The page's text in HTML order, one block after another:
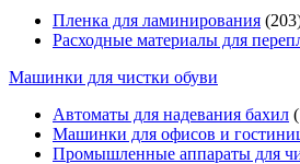
Пленка для ламинирования
Расходные материалы для
Машинки для чистки обуви
Автоматы для надевания бахил
Машинки для офисов и
Промышленные аппараты для